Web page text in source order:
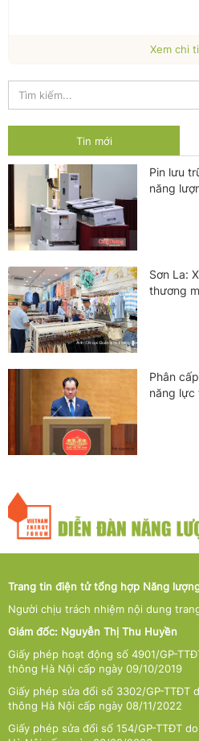
Xem chi
Tin mới
Pin lưu
năng
Sơn La:
thương
Phân
năng lực
Trang tin điện tử tổng hợp Năng
Người chịu trách nhiệm nội dung
Giám đốc: Nguyễn Thị Thu Huyền
Giấy phép hoạt động số 4901/GP-
thông Hà Nội cấp ngày 09/10/2019
Giấy phép sửa đổi số 3302/GP-TTĐT
thông Hà Nội cấp ngày 08/11/2022
Giấy phép sửa đổi số 154/GP-TTĐT